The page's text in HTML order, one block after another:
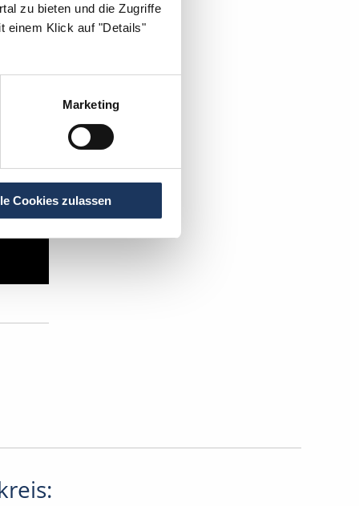
zu bieten und die Zugriffe
einem Klick auf "Details"
Marketing
Cookies zulassen